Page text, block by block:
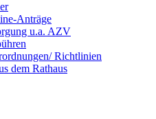
Anträge
u.a. AZV
Richtlinien
dem Rathaus